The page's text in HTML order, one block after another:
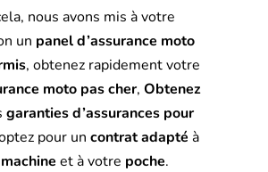
nous avons mis à votre
un panel d’assurance moto
, obtenez rapidement votre
moto pas cher, Obtenez
garanties d’assurances pour
pour un contratadapté à
machine et à votre poche.